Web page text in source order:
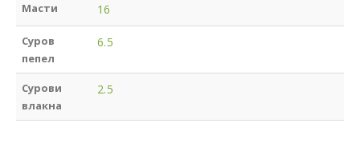
Масти 16
Суров
пепел
6.5
Сурови
влакна
2.5